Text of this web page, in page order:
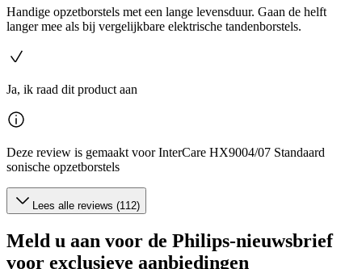
Handige opzetborstels met een lange levensduur. Gaan de helft
langer mee als bij vergelijkbare elektrische tandenborstels.
Ja, ik raad dit product aan
Deze review is gemaakt voor InterCare HX9004/07 Standaard
sonische opzetborstels
Lees alle reviews (112)
Meld u aan voor de Philips-nieuwsbrief
voor exclusieve aanbiedingen